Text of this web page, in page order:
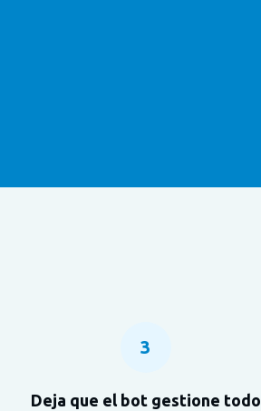
3
Deja que el bot gestione todo